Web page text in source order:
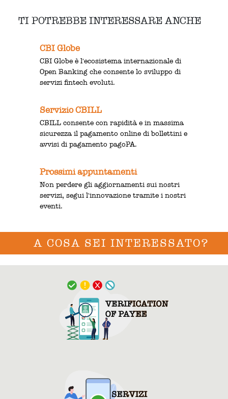
TI POTREBBE INTERESSARE ANCHE
CBI Globe
CBI Globe è l'ecosistema internazionale di
Open Banking che consente lo sviluppo di
servizi fintech evoluti.
Servizio CBILL
CBILL consente con rapidità e in massima
sicurezza il pagamento online di bollettini e
avvisi di pagamento pagoPA.
Prossimi appuntamenti
Non perdere gli aggiornamenti sui nostri
servizi, segui l'innovazione tramite i nostri
eventi.
A COSA SEI INTERESSATO?